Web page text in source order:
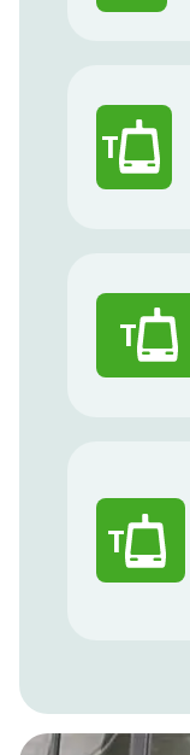
T
T
T